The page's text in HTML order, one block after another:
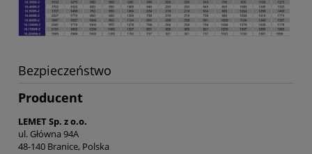
Bezpieczeństwo
Producent
LEMET Sp. z o.o.
ul. Główna 94A
48-140 Branice, Polska